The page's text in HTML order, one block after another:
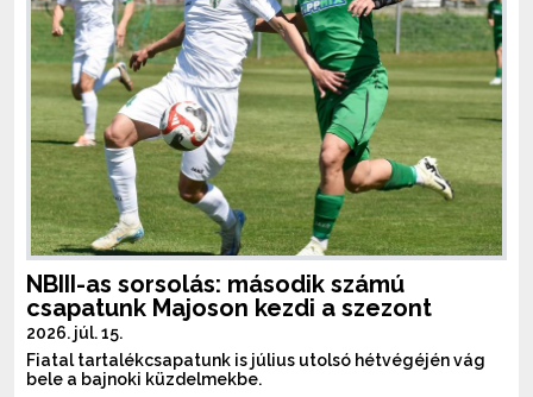
NBIII-as sorsolás: második számú
csapatunk Majoson kezdi a szezont
2026. júl. 15.
Fiatal tartalékcsapatunk is július utolsó hétvégéjén vág
bele a bajnoki küzdelmekbe.